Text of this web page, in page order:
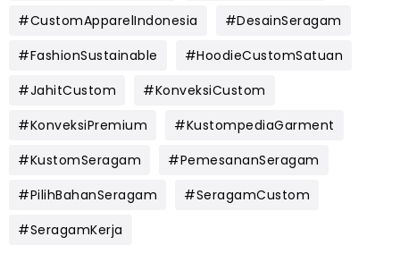
#CustomApparelIndonesia
#DesainSeragam
#FashionSustainable
#HoodieCustomSatuan
#JahitCustom
#KonveksiCustom
#KonveksiPremium
#KustompediaGarment
#KustomSeragam
#PemesananSeragam
#PilihBahanSeragam
#SeragamCustom
#SeragamKerja